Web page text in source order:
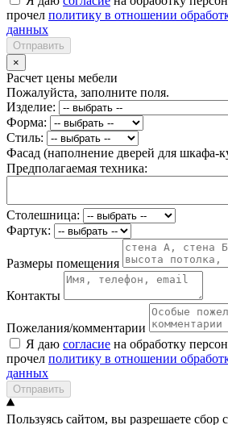
прочел политику в отношении
данных
Отправить
×
Расчет цены мебели
Пожалуйста, заполните поля.
Изделие:
Форма:
Стиль:
Фасад (наполнение дверей для шкафа-
Предполагаемая техника:
Столешница:
Фартук:
Размеры помещения
Контакты
Пожелания/комментарии
Я даю согласие на обработку
прочел политику в отношении
данных
Отправить
Пользуясь сайтом, вы разрешаете сбор